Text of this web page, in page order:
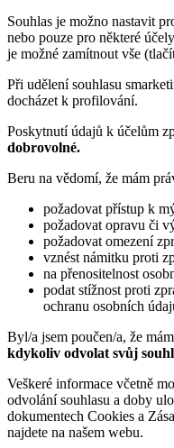
Souhlas je možno nastavit
nebo pouze pro některé
je možné zamítnout vše
Při udělení souhlasu
docházet k profilování.
Poskytnutí údajů k účelům
dobrovolné.
Beru na vědomí, že mám
požadovat přístup k
požadovat opravu či
požadovat omezení
vznést námitku proti
na přenositelnost
podat stížnost proti
ochranu osobních
Byl/a jsem poučen/a, že
kdykoliv odvolat svůj
Veškeré informace včetně
odvolání souhlasu a doby
dokumentech Cookies a
najdete na našem webu.